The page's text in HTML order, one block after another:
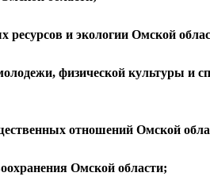
и экологии Омской
физической культуры и
отношений Омской
Омской области;